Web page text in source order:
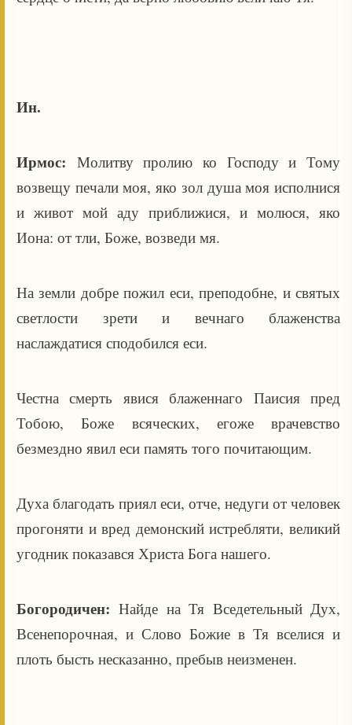
Ин.
Ирмос: Молитву пролию ко Господу и Тому
возвещу печали моя, яко зол душа моя исполнися
и живот мой аду приближися, и молюся, яко
Иона: от тли, Боже, возведи мя.
На земли добре пожил еси, преподобне, и святых
светлости зрети и вечнаго блаженства
наслаждатися сподобился еси.
Честна смерть явися блаженнаго Паисия пред
Тобою, Боже всяческих, егоже врачевство
безмездно явил еси память того почитающим.
Духа благодать приял еси, отче, недуги от человек
прогоняти и вред демонский истребляти, великий
угодник показався Христа Бога нашего.
Богородичен:Найде на Тя Вседетельный Дух,
Всенепорочная, и Слово Божие в Тя вселися и
плоть бысть несказанно, пребыв неизменен.